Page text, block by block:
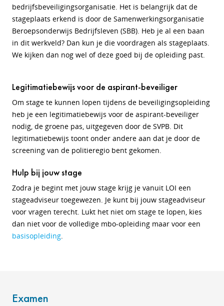
bedrijfsbeveiligingsorganisatie. Het is belangrijk dat de
stageplaats erkend is door de Samenwerkingsorganisatie
Beroepsonderwijs Bedrijfsleven (SBB). Heb je al een baan
in dit werkveld? Dan kun je die voordragen als stageplaats.
We kijken dan nog wel of deze goed bij de opleiding past.
Legitimatiebewijs voor de aspirant-beveiliger
Om stage te kunnen lopen tijdens de beveiligingsopleiding
heb je een legitimatiebewijs voor de aspirant-beveiliger
nodig, de groene pas, uitgegeven door de SVPB. Dit
legitimatiebewijs toont onder andere aan dat je door de
screening van de politieregio bent gekomen.
Hulp bij jouw stage
Zodra je begint met jouw stage krijg je vanuit LOI een
stageadviseur toegewezen. Je kunt bij jouw stageadviseur
voor vragen terecht. Lukt het niet om stage te lopen, kies
dan niet voor de volledige mbo-opleiding maar voor een
basisopleiding.
Examen